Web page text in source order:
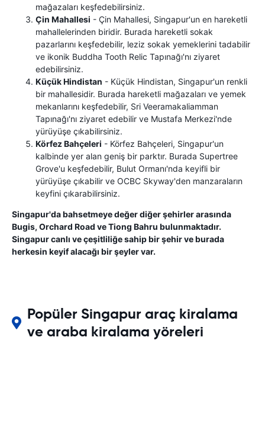
mağazaları keşfedebilirsiniz.
Çin Mahallesi - Çin Mahallesi, Singapur'un en hareketli
mahallelerinden biridir. Burada hareketli sokak
pazarlarını keşfedebilir, leziz sokak yemeklerini tadabilir
ve ikonik Buddha Tooth Relic Tapınağı'nı ziyaret
edebilirsiniz.
Küçük Hindistan - Küçük Hindistan, Singapur'un renkli
bir mahallesidir. Burada hareketli mağazaları ve yemek
mekanlarını keşfedebilir, Sri Veeramakaliamman
Tapınağı'nı ziyaret edebilir ve Mustafa Merkezi'nde
yürüyüşe çıkabilirsiniz.
Körfez Bahçeleri - Körfez Bahçeleri, Singapur'un
kalbinde yer alan geniş bir parktır. Burada Supertree
Grove'u keşfedebilir, Bulut Ormanı'nda keyifli bir
yürüyüşe çıkabilir ve OCBC Skyway'den manzaraların
keyfini çıkarabilirsiniz.
Singapur'da bahsetmeye değer diğer şehirler arasında
Bugis, Orchard Road ve Tiong Bahru bulunmaktadır.
Singapur canlı ve çeşitliliğe sahip bir şehir ve burada
herkesin keyif alacağı bir şeyler var.
Popüler Singapur araç kiralama
ve araba kiralama yöreleri